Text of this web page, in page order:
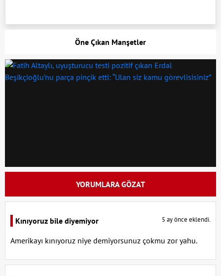
Öne Çıkan Manşetler
YORUMLARA GÖZAT
Kınıyoruz bile diyemiyor 5 ay önce eklendi.
Amerikayı kınıyoruz niye demiyorsunuz çokmu zor yahu.